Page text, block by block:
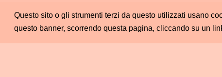
Questo sito o gli strumenti terzi da questo utilizzati usano
questo banner, scorrendo questa pagina, cliccando su un